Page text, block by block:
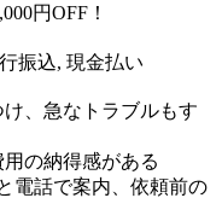
円OFF！
振込, 現金払い
、急なトラブルもす
の納得感がある
電話で案内、依頼前の